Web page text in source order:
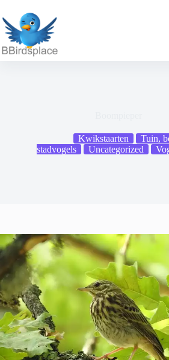
naar
de
inhoud
Kwikstaarten
Tuin,
stadvogels
Uncategorized